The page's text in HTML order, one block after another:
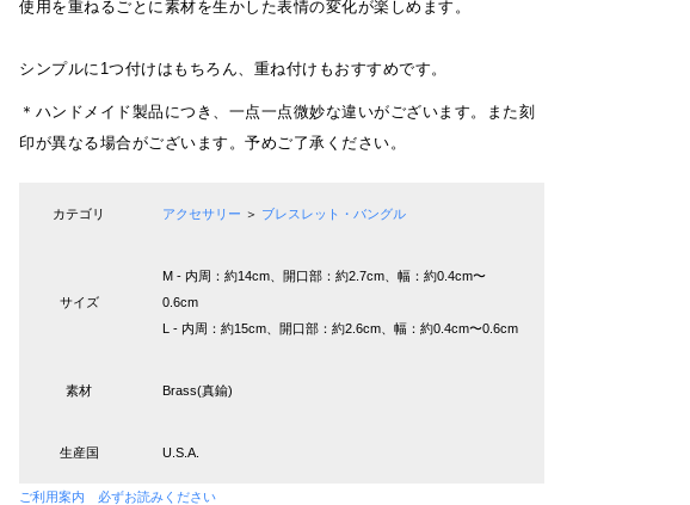
使用を重ねるごとに素材を生かした表情の変化が楽しめます。
シンプルに1つ付けはもちろん、重ね付けもおすすめです。
＊ハンドメイド製品につき、一点一点微妙な違いがございます。また刻
印が異なる場合がございます。予めご了承ください。
カテゴリ アクセサリー ＞ ブレスレット・バングル
サイズ
M - 内周：約14cm、開口部：約2.7cm、幅：約0.4cm〜
0.6cm
L - 内周：約15cm、開口部：約2.6cm、幅：約0.4cm〜0.6cm
素材 Brass(真鍮)
生産国 U.S.A.
ご利用案内 必ずお読みください